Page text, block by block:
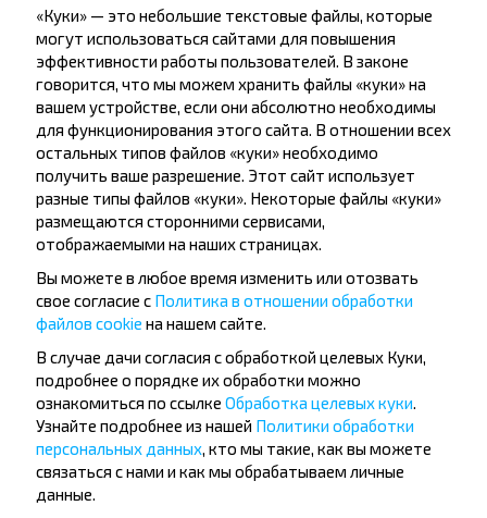
другие интересные предложения INFOBUS.
Подпишись на получение новостей и
путешествуй с нами дешевле!
Подписаться
Популярные автобусные
направления
Орша - Могилёв
Минск - Несвиж
Минск - Могилёв
Минск - Брест
Минск - Барановичи
Гомель - Минск
Брест - Тересполь
Брест - Беловежская Пуща
«Куки» — это небольшие текстовые файлы, которые
могут использоваться сайтами для повышения
эффективности работы пользователей. В законе
говорится, что мы можем хранить файлы «куки» на
вашем устройстве, если они абсолютно необходимы
для функционирования этого сайта. В отношении всех
остальных типов файлов «куки» необходимо
получить ваше разрешение. Этот сайт использует
разные типы файлов «куки». Некоторые файлы «куки»
размещаются сторонними сервисами,
отображаемыми на наших страницах.
Вы можете в любое время изменить или отозвать
свое согласие с Политика в отношении обработки
файлов cookie на нашем сайте.
В случае дачи согласия с обработкой целевых Куки,
подробнее о порядке их обработки можно
ознакомиться по ссылке Обработка целевых куки.
Узнайте подробнее из нашей Политики обработки
персональных данных, кто мы такие, как вы можете
связаться с нами и как мы обрабатываем личные
данные.